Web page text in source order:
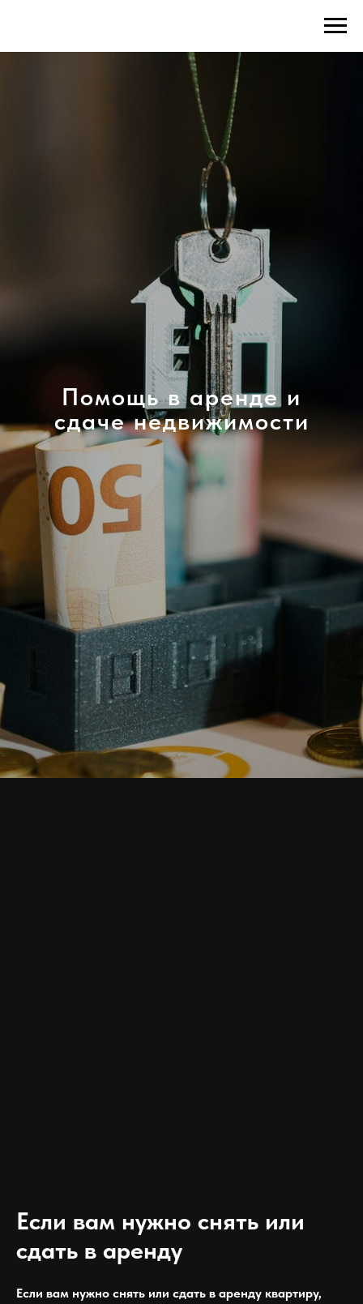
Помощь в аренде и
сдаче недвижимости
⁠Если вам нужно снять или
сдать в аренду
⁠Если вам нужно снять или сдать в аренду квартиру,